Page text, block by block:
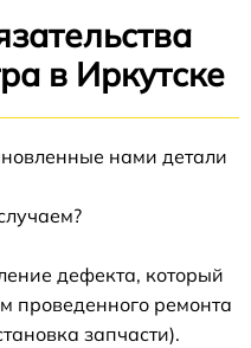
в Иркутске
нами детали
дефекта, который
проведенного ремонта
запчасти).